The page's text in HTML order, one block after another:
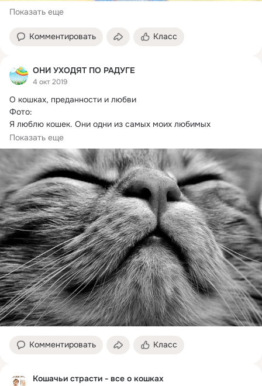
Показать еще
Комментировать Класс
ОНИ УХОДЯТ ПО РАДУГЕ
4 окт 2019
О кошках, преданности и любви
Фото:
Я люблю кошек. Они одни из самых моих любимых
животных. Они искренние, открытые. Просто так любить не
будут.
Показать еще
Комментировать Класс
Кошачьи страсти - все о кошках